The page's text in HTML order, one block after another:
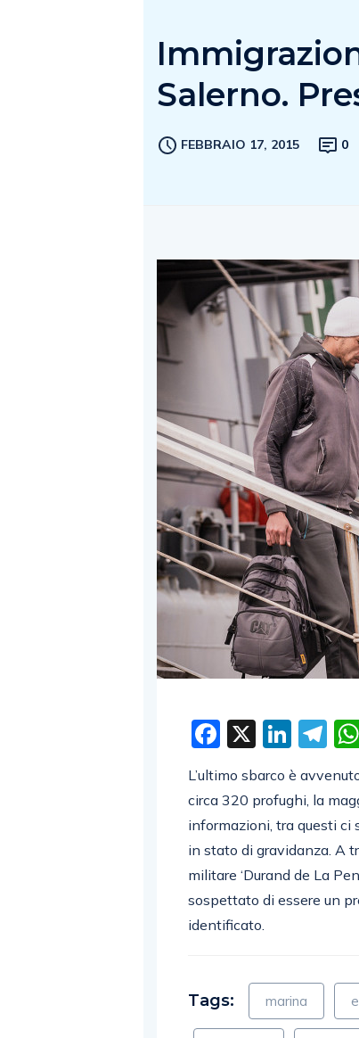
Salerno.
FEBBRAIO 17, 2015 0
Facebook
X
L’ultimo sbarco è
circa 320 profughi, la
informazioni, tra questi ci
in stato di gravidanza. A
militare ‘Durand de La
sospettato di essere un
identificato.
Tags: marina